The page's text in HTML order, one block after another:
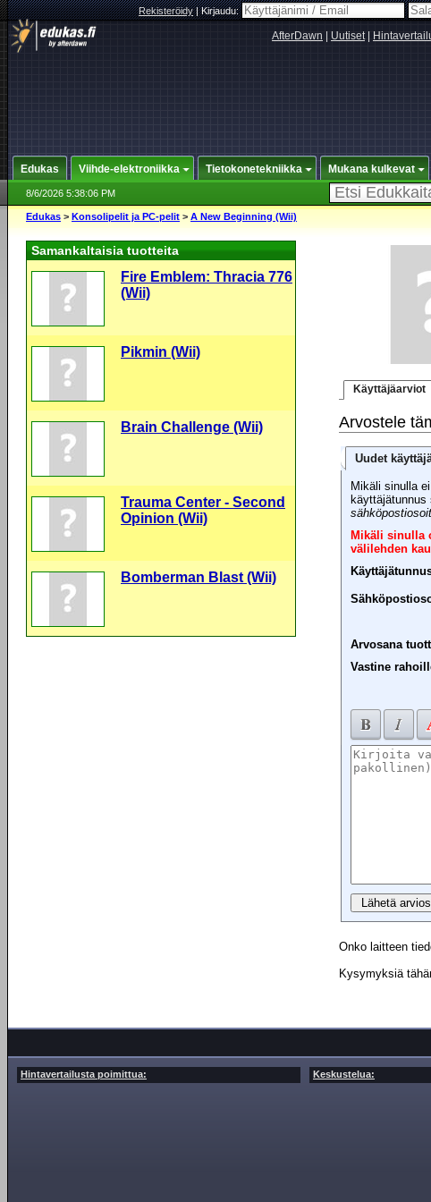
Rekisteröidy|Kirjaudu:
AfterDawn Uutiset|
Edukas Viihde-elektroniikka Tietokonetekniikka Mukana kulkevat
8/6/2026 5:38:06 PM
Edukas > Konsolipelit ja PC-pelit > A New Beginning (Wii)
Käyttäjäarviot
Arvostele
Uudet
Mikäli sinulla
käyttäjätunnus
Mikäli sinulla
välilehden
Arvosana
Vastine
Onko laitteen
Kysymyksiä
Samankaltaisia tuotteita
Fire Emblem: Thracia 776
(Wii)
Pikmin (Wii)
Brain Challenge (Wii)
Trauma Center - Second
Opinion (Wii)
Bomberman Blast (Wii)
Hintavertailusta poimittua: Keskustelua: